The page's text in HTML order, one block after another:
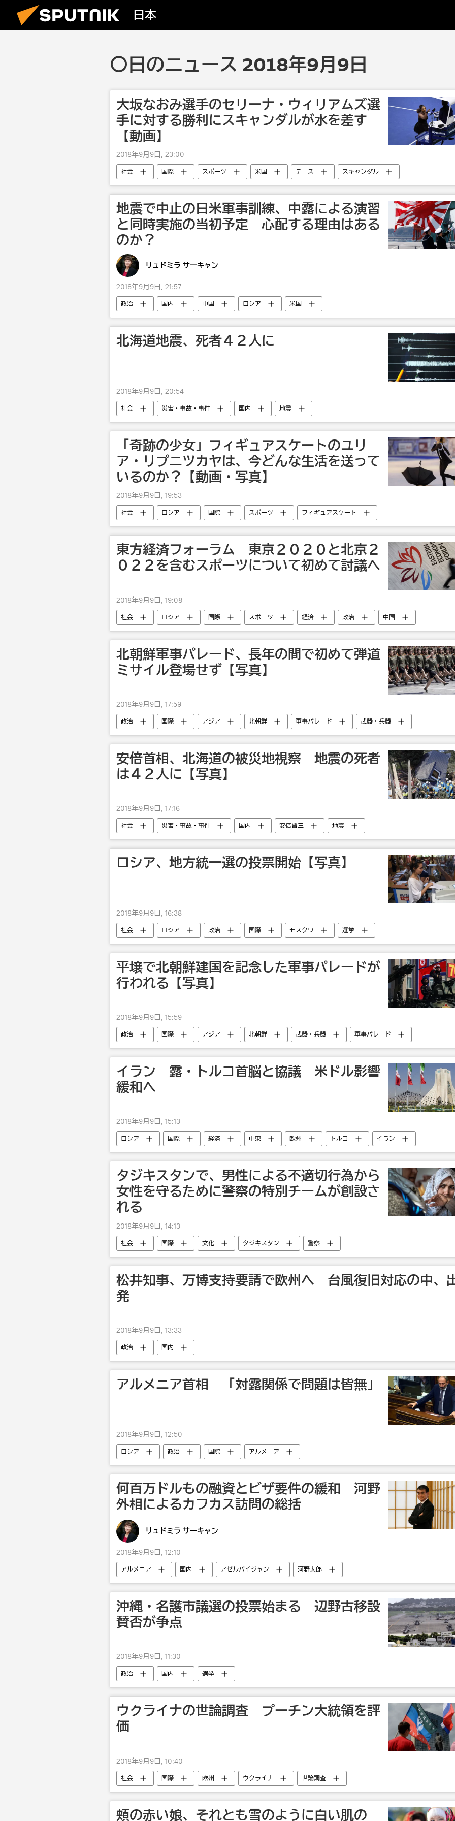
日本
〇日のニュース 2018年9月9日
大坂なおみ選手のセリーナ・ウィリアムズ選
手に対する勝利にスキャンダルが水を差す
【動画】
2018年9月9日, 23:00
社会 国際 スポーツ 米国 テニス スキャンダル
地震で中止の日米軍事訓練、中露による演習
と同時実施の当初予定 心配する理由はある
のか？
リュドミラ サーキャン
2018年9月9日, 21:57
政治 国内 中国 ロシア 米国
北海道地震、死者４２人に
2018年9月9日, 20:54
社会 災害・事故・事件 国内 地震
「奇跡の少女」フィギュアスケートのユリ
ア・リプニツカヤは、今どんな生活を送って
いるのか？【動画・写真】
2018年9月9日, 19:53
社会 ロシア 国際 スポーツ フィギュアスケート
東方経済フォーラム 東京２０２０と北京２
０２２を含むスポーツについて初めて討議へ
2018年9月9日, 19:08
社会 ロシア 国際 スポーツ 経済 政治
中国
国内
東方経済フォーラム 五輪 東方経済フォーラム２０１８
北朝鮮軍事パレード、長年の間で初めて弾道
ミサイル登場せず【写真】
2018年9月9日, 17:59
政治 国際 アジア 北朝鮮 軍事パレード
武器・兵器
核兵器
安倍首相、北海道の被災地視察 地震の死者
は４２人に【写真】
2018年9月9日, 17:16
社会 災害・事故・事件 国内 安倍晋三 地震
ロシア、地方統一選の投票開始【写真】
2018年9月9日, 16:38
社会 ロシア 政治 国際 モスクワ 選挙
平壌で北朝鮮建国を記念した軍事パレードが
行われる【写真】
2018年9月9日, 15:59
政治 国際 アジア 北朝鮮 武器・兵器
軍事パレード
軍事
イラン 露・トルコ首脳と協議 米ドル影響
緩和へ
2018年9月9日, 15:13
ロシア 国際 経済 中東 欧州 トルコ
イラン
経済協力
タジキスタンで、男性による不適切行為から
女性を守るために警察の特別チームが創設さ
れる
2018年9月9日, 14:13
社会 国際 文化 タジキスタン 警察
松井知事、万博支持要請で欧州へ 台風復旧対応の中、
発
2018年9月9日, 13:33
政治 国内
アルメニア首相 「対露関係で問題は皆無」
2018年9月9日, 12:50
ロシア 政治 国際 アルメニア
何百万ドルもの融資とビザ要件の緩和 河野
外相によるカフカス訪問の総括
リュドミラ サーキャン
2018年9月9日, 12:10
アルメニア 国内 アゼルバイジャン 河野太郎
沖縄・名護市議選の投票始まる 辺野古移設
賛否が争点
2018年9月9日, 11:30
政治 国内 選挙
ウクライナの世論調査 プーチン大統領を評
価
2018年9月9日, 10:40
社会 国際 欧州 ウクライナ 世論調査
頬の赤い娘、それとも雪のように白い肌の